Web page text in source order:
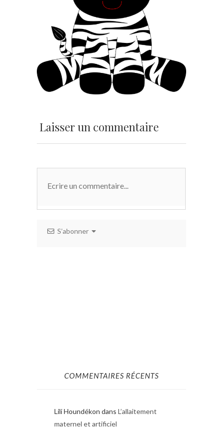
Laisser un commentaire
S’abonner
COMMENTAIRES RÉCENTS
Lili Houndékon dans L’allaitement
maternel et artificiel